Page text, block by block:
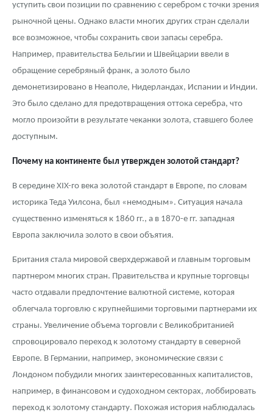
уступить свои позиции по сравнению с серебром с точки зрения
рыночной цены. Однако власти многих других стран сделали
все возможное, чтобы сохранить свои запасы серебра.
Например, правительства Бельгии и Швейцарии ввели в
обращение серебряный франк, а золото было
демонетизировано в Неаполе, Нидерландах, Испании и Индии.
Это было сделано для предотвращения оттока серебра, что
могло произойти в результате чеканки золота, ставшего более
доступным.
Почему на континенте был утвержден золотой стандарт?
В середине XIX-го века золотой стандарт в Европе, по словам
историка Теда Уилсона, был «немодным». Ситуация начала
существенно изменяться к 1860 гг., а в 1870-е гг. западная
Европа заключила золото в свои объятия.
Британия стала мировой сверхдержавой и главным торговым
партнером многих стран. Правительства и крупные торговцы
часто отдавали предпочтение валютной системе, которая
облегчала торговлю с крупнейшими торговыми партнерами их
страны. Увеличение объема торговли с Великобританией
спровоцировало переход к золотому стандарту в северной
Европе. В Германии, например, экономические связи с
Лондоном побудили многих заинтересованных капиталистов,
например, в финансовом и судоходном секторах, лоббировать
переход к золотому стандарту. Похожая история наблюдалась